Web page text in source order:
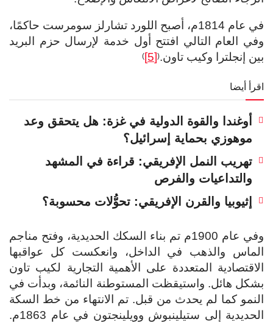
في عام 1814م، أصبح اللورد تشارلز سومرست حاكمًا،
وفي العام التالي افتتح أول خدمة لإرسال حزم البريد
بين إنجلترا وكيب تاون.(
[5]
)
اقرأ أيضا
أوغندا والقوة الدولية في غزة: هل يتحقق وعد
موهوزي بحماية إسرائيل؟
تهريب النمل الإفريقي: قراءة في المشهد
والتداعيات والفرص
إثيوبيا والقرن الإفريقي: تحوُّلات محسوبة؟
وفي عام 1900م تم بناء السكك الحديدية، وفتح مناجم
الماس والذهب في الداخل، وانعكست كل عواقبها
الاقتصادية المتعددة على الأهمية التجارية لكيب تاون
بشكل هائل. واستيقظت المستوطنة النائمة، وبدأت في
النمو كما لم يحدث من قبل. تم الانتهاء من خط السكة
الحديدية إلى ستيلينبوش وويلينجتون في عام 1863م.